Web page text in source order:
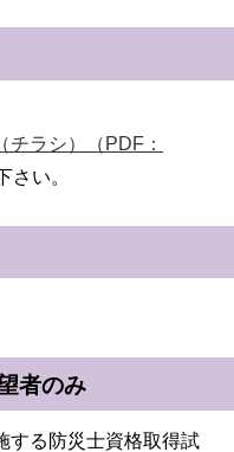
チラシ）（PDF：
さい。
者のみ
する防災士資格取得試